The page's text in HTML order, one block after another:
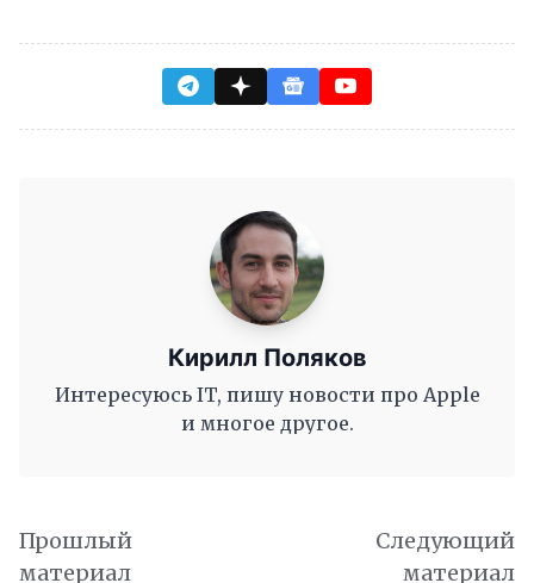
Кирилл Поляков
Интересуюсь IT, пишу новости про Apple
и многое другое.
Прошлый
материал
Следующий
материал